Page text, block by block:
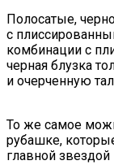
Полосатые,
с
комбинации с
черная блузка
и очерченную
То же самое
рубашке,
главной